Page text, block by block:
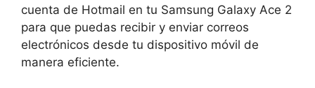
cuenta de Hotmail en tu Samsung Galaxy Ace 2
para que puedas recibir y enviar correos
electrónicos desde tu dispositivo móvil de
manera eficiente.